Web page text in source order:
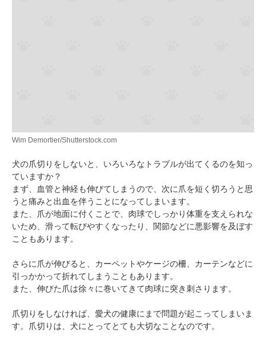
Wim Demortier/Shutterstock.com
犬の爪切りをしないと、いろいろなトラブルが出てくるのを知っ
ていますか？
まず、血管と神経も伸びてしまうので、次に爪を短く切ろうと思
うと痛みと出血を伴うことになってしまいます。
また、爪が地面に付くことで、肉球でしっかり体重を支えられな
いため、滑って転びやすくなったり、関節などに悪影響を及ぼす
こともあります。
さらに爪が伸びると、カーペットやケージの柵、カーテンなどに
引っかかって折れてしまうこともあります。
また、伸びた爪は徐々に巻いてきて肉球に突き刺さります。
爪切りをしなければ、愛犬の健康にまで問題が起こってしまいま
す。爪切りは、犬にとってとても大切なことなのです。